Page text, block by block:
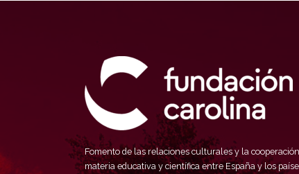
Fomento de las relaciones culturales y la
materia educativa y científica entre España y los